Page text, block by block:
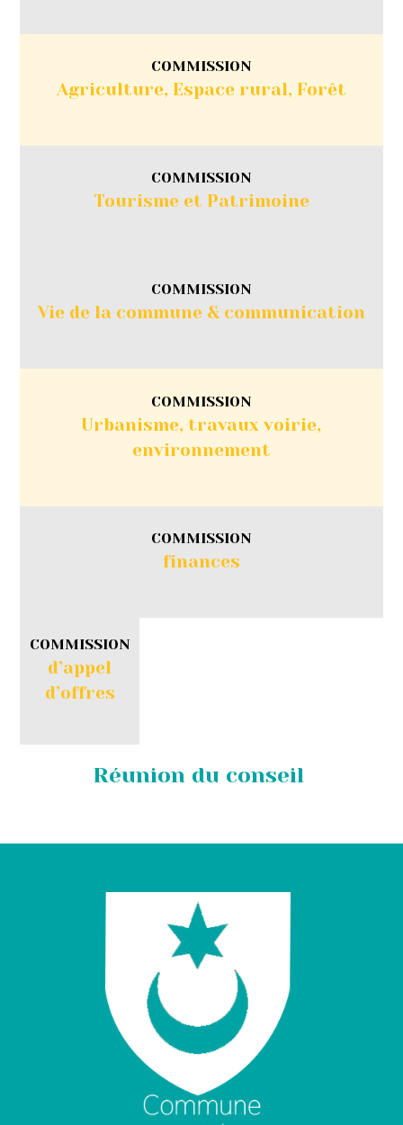
COMMISSION
Agriculture, Espace rural, Forêt
COMMISSION
Tourisme et Patrimoine
COMMISSION
Vie de la commune & communication
COMMISSION
Urbanisme, travaux voirie,
environnement
COMMISSION
finances
COMMISSION
d’appel
d’offres
Réunion du conseil